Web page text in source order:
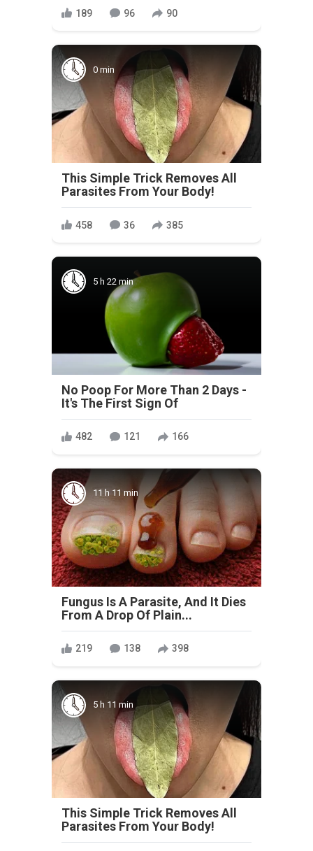
189 96 90
0 min
This Simple Trick Removes All
Parasites From Your Body!
458 36 385
5 h 22 min
No Poop For More Than 2 Days -
It's The First Sign Of
482 121 166
11 h 11 min
Fungus Is A Parasite, And It Dies
From A Drop Of Plain...
219 138 398
5 h 11 min
This Simple Trick Removes All
Parasites From Your Body!